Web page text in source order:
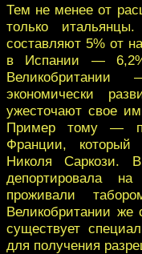
Тем не менее от
только
составляют 5% от
в Испании —
экономически
ужесточают свое
Пример тому —
Франции, который
Николя Саркози.
депортировала
проживали
Великобритании
существует
для получения